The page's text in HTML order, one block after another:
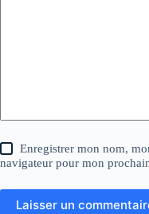
Enregistrer mon nom,
navigateur pour mon
Laisser un